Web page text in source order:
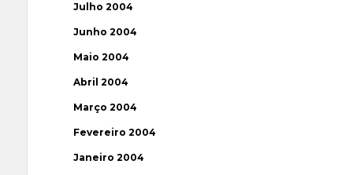
Julho 2004
Junho 2004
Maio 2004
Abril 2004
Março 2004
Fevereiro 2004
Janeiro 2004